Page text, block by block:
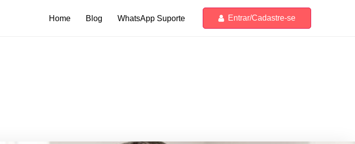
Home Blog WhatsApp Suporte Entrar/Cadastre-se